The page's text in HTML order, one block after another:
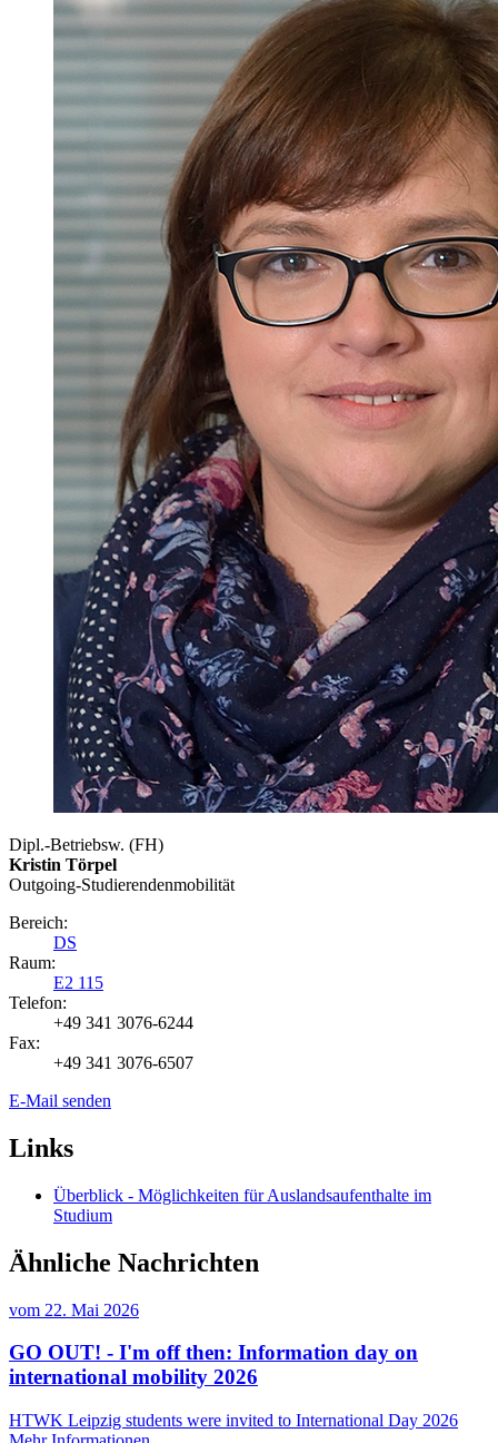
Dipl.-Betriebsw. (FH)
Kristin Törpel
Outgoing-Studierendenmobilität
Bereich:
DS
Raum:
E2 115
Telefon:
+49 341 3076-6244
Fax:
+49 341 3076-6507
E-Mail senden
Links
Überblick - Möglichkeiten für Auslandsaufenthalte im
Studium
Ähnliche Nachrichten
vom 22. Mai 2026
GO OUT! - I'm off then: Information day on
international mobility 2026
HTWK Leipzig students were invited to International Day 2026